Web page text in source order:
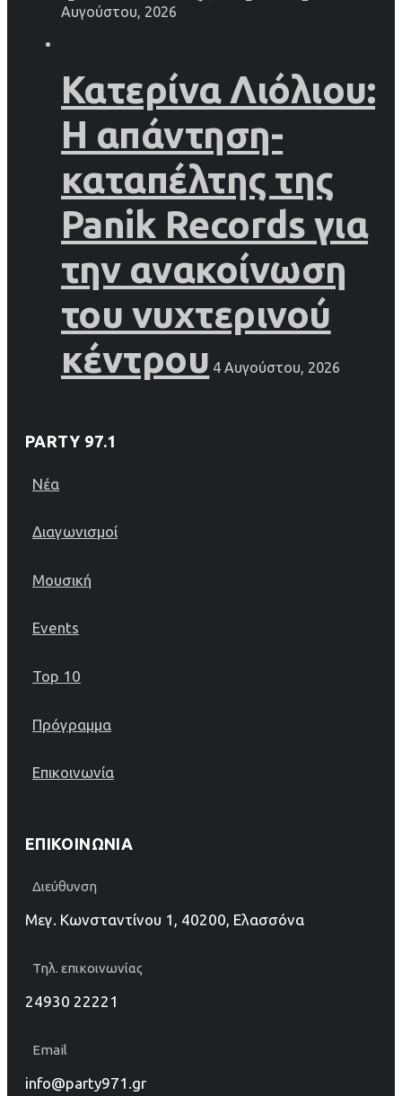
Αυγούστου, 2026
Κατερίνα Λιόλιου:
Η απάντηση-
καταπέλτης της
Panik Records για
την ανακοίνωση
του νυχτερινού
κέντρου 4 Αυγούστου, 2026
PARTY 97.1
Νέα
Διαγωνισμοί
Μουσική
Events
Top 10
Πρόγραμμα
Επικοινωνία
ΕΠΙΚΟΙΝΩΝΊΑ
Διεύθυνση
Μεγ. Κωνσταντίνου 1, 40200, Ελασσόνα
Τηλ. επικοινωνίας
24930 22221
Email
info@party971.gr